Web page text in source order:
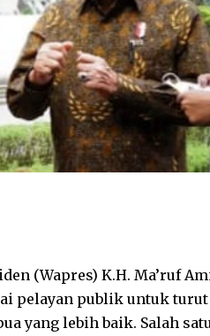
(Wapres) K.H. Ma’ruf
pelayan publik untuk
yang lebih baik. Salah